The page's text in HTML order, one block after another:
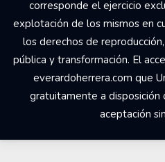
everardoherrera.com, su
navegación, bases de datos y
contenidos son titularidad de
corresponde el ejercicio
explotación de los mismos en
los derechos de
pública y transformación. El
everardoherrera.com que